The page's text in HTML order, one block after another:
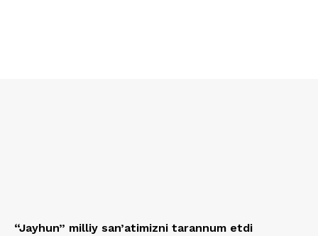
“Jayhun” milliy san’atimizni tarannum etdi